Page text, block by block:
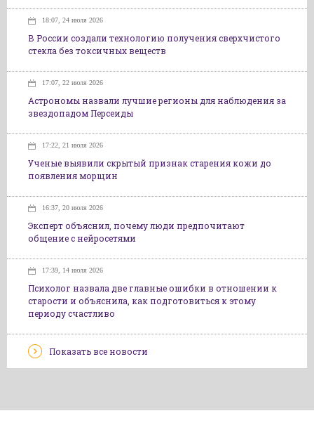
18:07, 24 июля 2026
В России создали технологию получения сверхчистого
стекла без токсичных веществ
17:07, 22 июля 2026
Астрономы назвали лучшие регионы для наблюдения за
звездопадом Персеиды
17:22, 21 июля 2026
Ученые выявили скрытый признак старения кожи до
появления морщин
16:37, 20 июля 2026
Эксперт объяснил, почему люди предпочитают
общение с нейросетями
17:39, 14 июля 2026
Психолог назвала две главные ошибки в отношении к
старости и объяснила, как подготовиться к этому
периоду счастливо
Показать все новости